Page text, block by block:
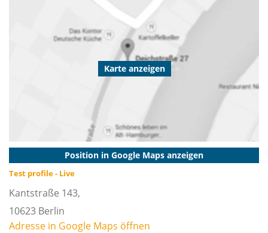
Karte anzeigen
Position in Google Maps anzeigen
Test profile - Live
Kantstraße 143,
10623 Berlin
Adresse in Google Maps öffnen